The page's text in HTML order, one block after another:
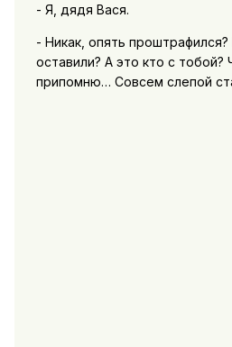
- Я, дядя Вася.
- Никак, опять
оставили? А это кто с тобой?
припомню… Совсем слепой